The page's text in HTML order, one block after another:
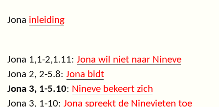
Jona inleiding
Jona 1,1-2,1.11: Jona wil niet naar Nineve
Jona 2, 2-5.8: Jona bidt
Jona 3, 1-5.10: Nineve bekeert zich
Jona 3, 1-10: Jona spreekt de Ninevieten toe